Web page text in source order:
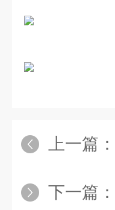
上一篇：
下一篇：